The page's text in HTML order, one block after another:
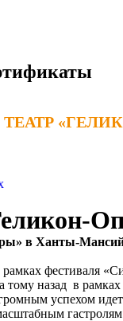
в Ханты-
фестиваля
назад в
успехом